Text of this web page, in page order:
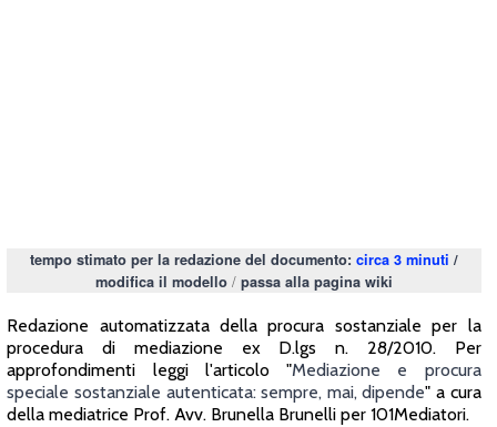
tempo stimato per la redazione del documento: circa 3 minuti /
modifica il modello/ passa alla pagina wiki
Redazione automatizzata della procura sostanziale per la
procedura di mediazione ex D.lgs n. 28/2010. Per
approfondimenti leggi l'articolo "Mediazione e procura
speciale sostanziale autenticata: sempre, mai, dipende" a cura
della mediatrice Prof. Avv. Brunella Brunelli per 101Mediatori.